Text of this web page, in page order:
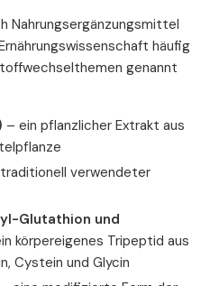
Nahrungsergänzungsmittel
häufig
genannt
– ein pflanzlicher Extrakt aus
verwendeter
Glutathion und
körpereigenes Tripeptid aus
Cystein und Glycin